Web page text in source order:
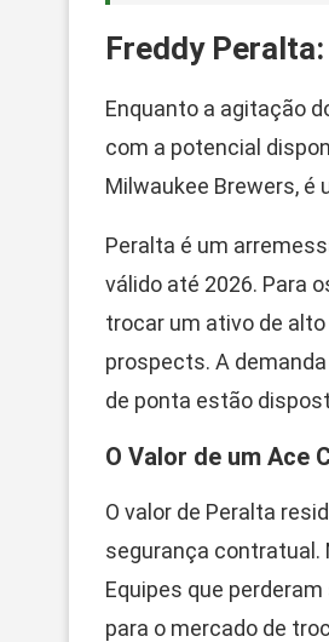
Freddy
Enquanto a agitação
com a potencial
Milwaukee Brewers, é
Peralta é um
válido até 2026. Para
trocar um ativo de
prospects. A
de ponta estão
O Valor de um Ace
O valor de Peralta
segurança contratual.
Equipes que
para o mercado de